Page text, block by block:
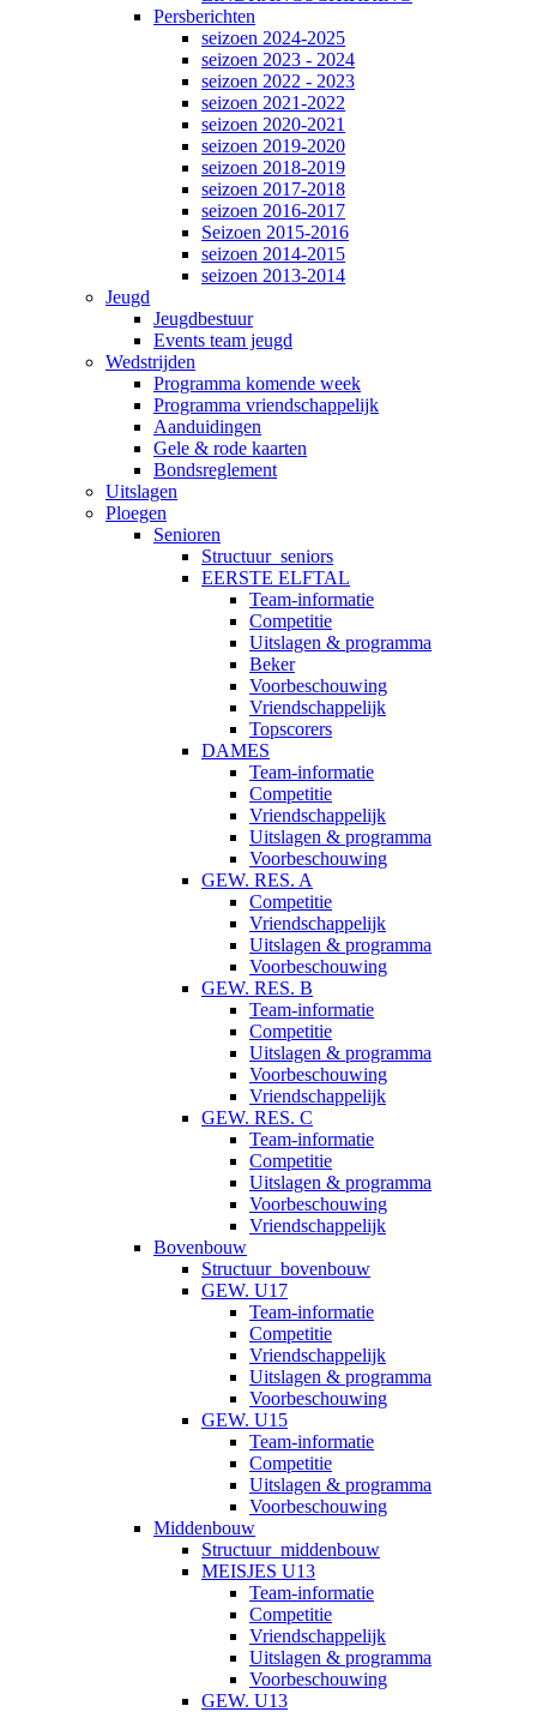
Persberichten
seizoen 2024-2025
seizoen 2023 - 2024
seizoen 2022 - 2023
seizoen 2021-2022
seizoen 2020-2021
seizoen 2019-2020
seizoen 2018-2019
seizoen 2017-2018
seizoen 2016-2017
Seizoen 2015-2016
seizoen 2014-2015
seizoen 2013-2014
Jeugd
Jeugdbestuur
Events team jeugd
Wedstrijden
Programma komende week
Programma vriendschappelijk
Aanduidingen
Gele & rode kaarten
Bondsreglement
Uitslagen
Ploegen
Senioren
Structuur_seniors
EERSTE ELFTAL
Team-informatie
Competitie
Uitslagen & programma
Beker
Voorbeschouwing
Vriendschappelijk
Topscorers
DAMES
Team-informatie
Competitie
Vriendschappelijk
Uitslagen & programma
Voorbeschouwing
GEW. RES. A
Competitie
Vriendschappelijk
Uitslagen & programma
Voorbeschouwing
GEW. RES. B
Team-informatie
Competitie
Uitslagen & programma
Voorbeschouwing
Vriendschappelijk
GEW. RES. C
Team-informatie
Competitie
Uitslagen & programma
Voorbeschouwing
Vriendschappelijk
Bovenbouw
Structuur_bovenbouw
GEW. U17
Team-informatie
Competitie
Vriendschappelijk
Uitslagen & programma
Voorbeschouwing
GEW. U15
Team-informatie
Competitie
Uitslagen & programma
Voorbeschouwing
Middenbouw
Structuur_middenbouw
MEISJES U13
Team-informatie
Competitie
Vriendschappelijk
Uitslagen & programma
Voorbeschouwing
GEW. U13